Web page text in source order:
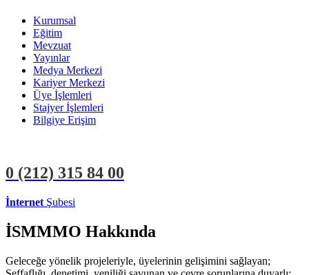
Kurumsal
Eğitim
Mevzuat
Yayınlar
Medya Merkezi
Kariyer Merkezi
Üye İşlemleri
Stajyer İşlemleri
Bilgiye Erişim
0 (212) 315 84 00
İnternet Şubesi
İSMMMO Hakkında
Geleceğe yönelik projeleriyle, üyelerinin gelişimini sağlayan;